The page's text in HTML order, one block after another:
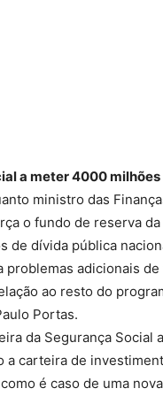
a meter 4000 milhões
ministro das
o fundo de reserva
dívida pública
problemas adicionais
ao resto do
Portas.
da Segurança Social
a carteira de
é caso de uma